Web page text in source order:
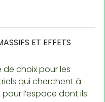
ET EFFETS
de choix pour les
qui cherchent à
l’espace dont ils